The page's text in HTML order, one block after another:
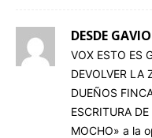
DESDE
VOX ESTO ES
DEVOLVER LA
DUEÑOS
ESCRITURA
MOCHO» a la